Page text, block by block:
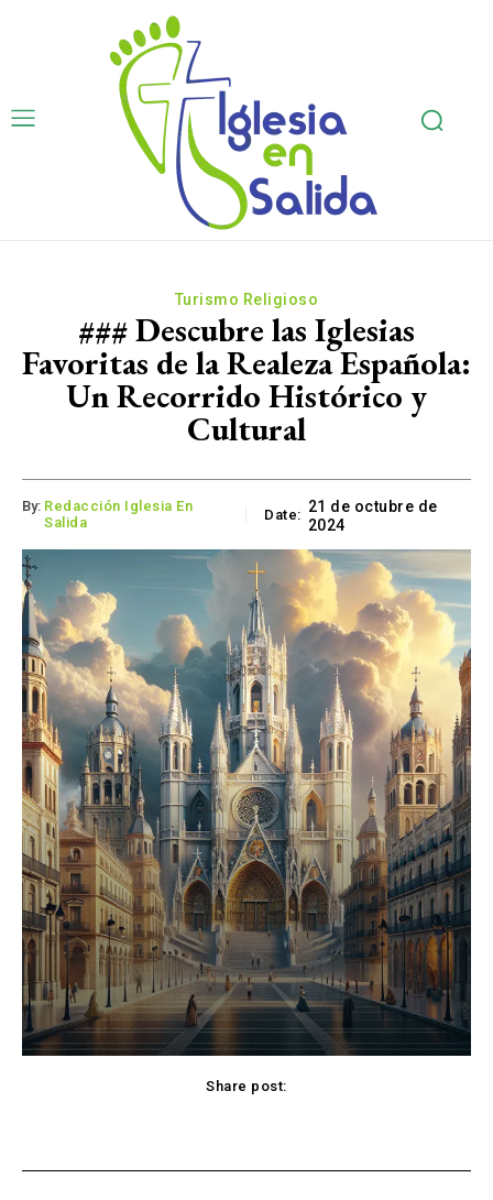
Turismo Religioso
### Descubre las Iglesias
Favoritas de la Realeza Española:
Un Recorrido Histórico y
Cultural
By: Redacción Iglesia En
Salida
Date: 21 de octubre de
2024
Share post: